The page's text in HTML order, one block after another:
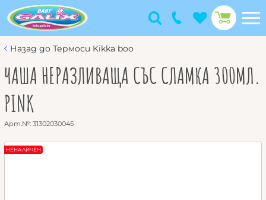
Назад до Термоси Kikka boo
ЧАША НЕРАЗЛИВАЩА СЪС СЛАМКА 300МЛ.
PINK
Арт.№: 31302030045
НЕНАЛИЧЕН